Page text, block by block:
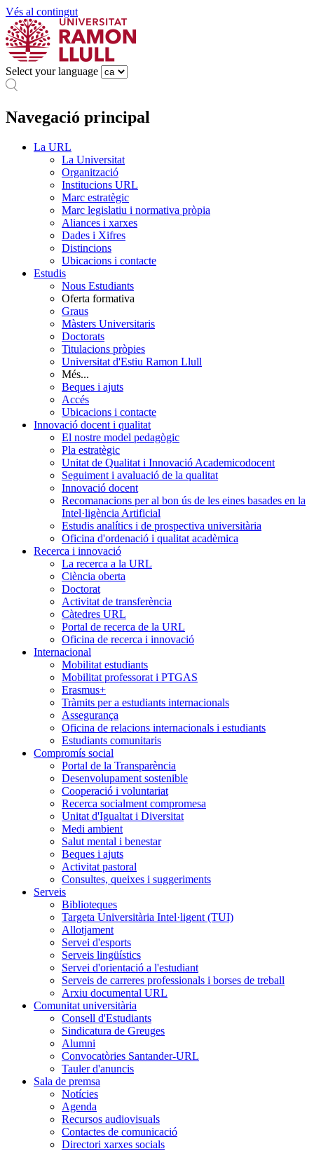
Vés al contingut
Select your language
Navegació principal
La URL
La Universitat
Organització
Institucions URL
Marc estratègic
Marc legislatiu i normativa pròpia
Aliances i xarxes
Dades i Xifres
Distincions
Ubicacions i contacte
Estudis
Nous Estudiants
Oferta formativa
Graus
Màsters Universitaris
Doctorats
Titulacions pròpies
Universitat d'Estiu Ramon Llull
Més...
Beques i ajuts
Accés
Ubicacions i contacte
Innovació docent i qualitat
El nostre model pedagògic
Pla estratègic
Unitat de Qualitat i Innovació Academicodocent
Seguiment i avaluació de la qualitat
Innovació docent
Recomanacions per al bon ús de les eines basades en la
Intel·ligència Artificial
Estudis analítics i de prospectiva universitària
Oficina d'ordenació i qualitat acadèmica
Recerca i innovació
La recerca a la URL
Ciència oberta
Doctorat
Activitat de transferència
Càtedres URL
Portal de recerca de la URL
Oficina de recerca i innovació
Internacional
Mobilitat estudiants
Mobilitat professorat i PTGAS
Erasmus+
Tràmits per a estudiants internacionals
Assegurança
Oficina de relacions internacionals i estudiants
Estudiants comunitaris
Compromís social
Portal de la Transparència
Desenvolupament sostenible
Cooperació i voluntariat
Recerca socialment compromesa
Unitat d'Igualtat i Diversitat
Medi ambient
Salut mental i benestar
Beques i ajuts
Activitat pastoral
Consultes, queixes i suggeriments
Serveis
Biblioteques
Targeta Universitària Intel·ligent (TUI)
Allotjament
Servei d'esports
Serveis lingüístics
Servei d'orientació a l'estudiant
Serveis de carreres professionals i borses de treball
Arxiu documental URL
Comunitat universitària
Consell d'Estudiants
Sindicatura de Greuges
Alumni
Convocatòries Santander-URL
Tauler d'anuncis
Sala de premsa
Notícies
Agenda
Recursos audiovisuals
Contactes de comunicació
Directori xarxes socials